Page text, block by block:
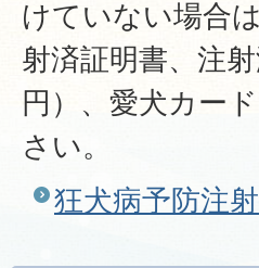
けていない場合
射済証明書、注
円）、愛犬カー
さい。
狂犬病予防注射